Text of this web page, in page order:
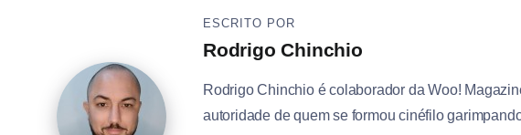
ESCRITO POR
Rodrigo Chinchio
Rodrigo Chinchio é colaborador da Woo!
autoridade de quem se formou cinéfilo